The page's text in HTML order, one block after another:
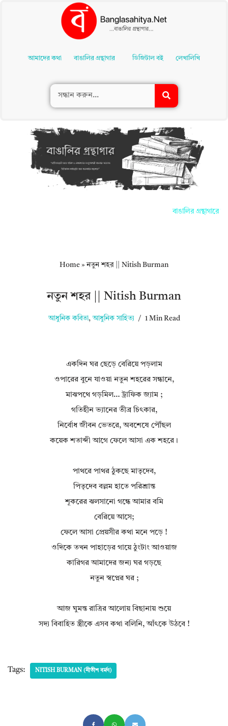
Contentআমাদের কথা বাঙালির গ্রন্থাগার ডিজিটাল বই লেখালিখি
বাঙালির গ্রন্থাগারে
Home »নতুন শহর || Nitish Burman
নতুন শহর || Nitish Burman
আধুনিক কবিতা, আধুনিক সাহিত্য 1 Min Read
একদিন ঘর ছেড়ে বেরিয়ে পড়লাম
ওপারের বুনে যাওয়া নতুন শহরের সন্ধানে,
মাঝপথে গড়মিল… ট্রাফিক জ্যাম ;
গতিহীন ভ্যানের তীব্র চিৎকার,
নির্বোধ জীবন ভেতরে, অবশেষে পৌঁছল
কয়েক শতাব্দী আগে ফেলে আসা এক শহরে।
পাথরে পাথর ঠুকছে মাতৃদেব,
পিতৃদেব বল্লম হাতে পরিশ্রান্ত
শূকরের ঝলসানো গন্ধে আমার বমি
বেরিয়ে আসে;
ফেলে আসা প্রেয়সীর কথা মনে পড়ে !
ওদিকে তখন পাহাড়ের গায়ে ঠুংটাং আওয়াজ
কারিগর আমাদের জন্য ঘর গড়ছে
নতুন স্বপ্নের ঘর ;
আজ ঘুমন্ত রাত্রির আলোয় বিছানায় শুয়ে
সদ্য বিবাহিত স্ত্রীকে এসব কথা বলিনি, আঁৎকে উঠবে !
Tags: NITISH BURMAN (নীতীশ বর্মণ)